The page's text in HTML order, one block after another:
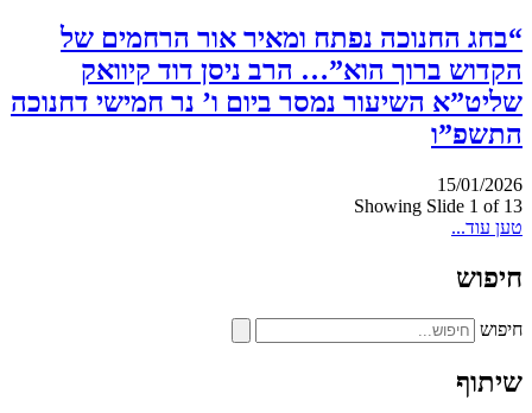
“בחג החנוכה נפתח ומאיר אור הרחמים של
הקדוש ברוך הוא”… הרב ניסן דוד קיוואק
שליט”א השיעור נמסר ביום ו’ נר חמישי דחנוכה
התשפ”ו
15/01/2026
Showing Slide 1 of 13
טען עוד...
חיפוש
חיפוש
שיתוף